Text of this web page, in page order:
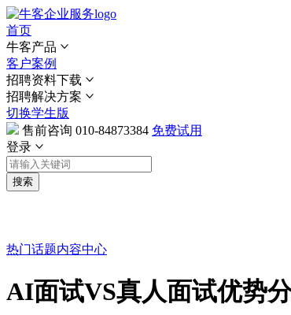
首页
牛客产品
客户案例
招聘资料下载
招聘解决方案
切换学生版
售前咨询 010-84873384 免费试用
登录
搜索
热门话题内容中心
AI面试VS真人面试优势